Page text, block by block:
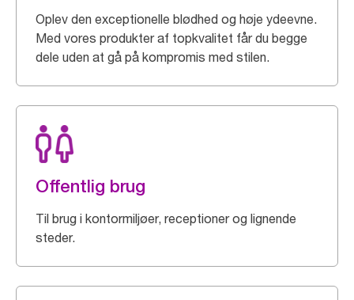
Oplev den exceptionelle blødhed og høje ydeevne.
Med vores produkter af topkvalitet får du begge
dele uden at gå på kompromis med stilen.
Offentlig brug
Til brug i kontormiljøer, receptioner og lignende
steder.